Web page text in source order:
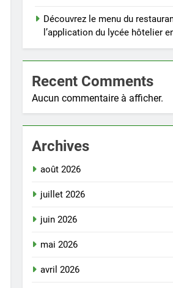
Découvrez le menu du
l’application du lycée hôtelier
Recent Comments
Aucun commentaire à afficher.
Archives
août 2026
juillet 2026
juin 2026
mai 2026
avril 2026